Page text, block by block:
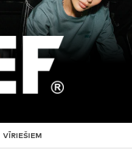
VĪRIEŠIEM